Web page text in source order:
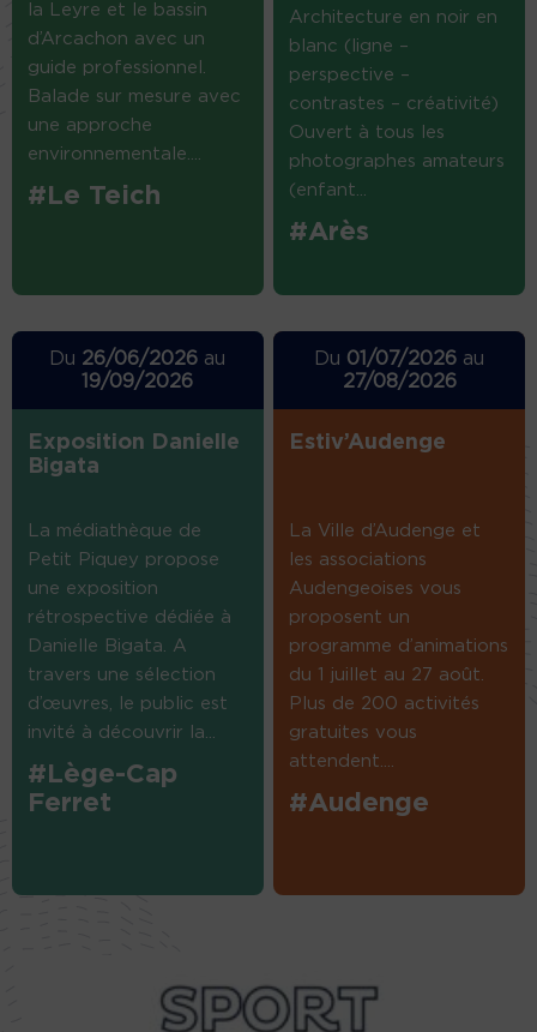
la Leyre et le bassin
d’Arcachon avec un
guide professionnel.
Balade sur mesure avec
une approche
environnementale....
#Le Teich
Architecture en noir en
blanc (ligne –
perspective –
contrastes – créativité)
Ouvert à tous les
photographes amateurs
(enfant...
#Arès
Du 26/06/2026 au
19/09/2026
Exposition Danielle
Bigata
La médiathèque de
Petit Piquey propose
une exposition
rétrospective dédiée à
Danielle Bigata. A
travers une sélection
d’œuvres, le public est
invité à découvrir la...
#Lège-Cap
Ferret
Du 01/07/2026 au
27/08/2026
Estiv’Audenge
La Ville d’Audenge et
les associations
Audengeoises vous
proposent un
programme d’animations
du 1 juillet au 27 août.
Plus de 200 activités
gratuites vous
attendent....
#Audenge